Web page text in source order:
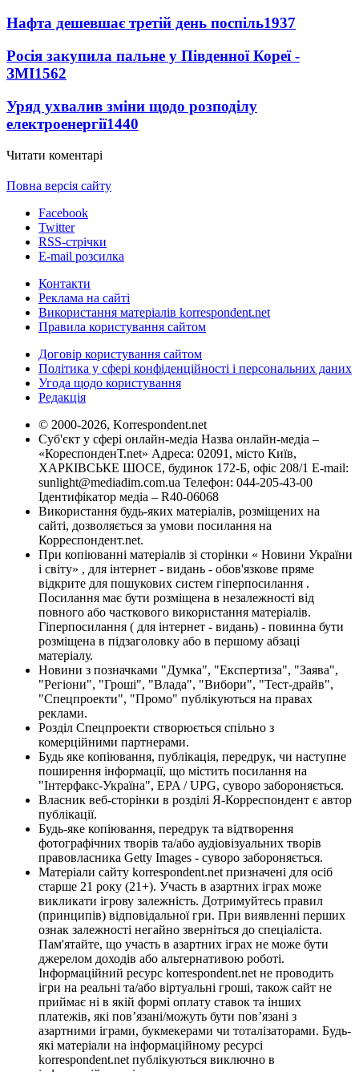
Нафта дешевшає третій день поспіль1937
Росія закупила пальне у Південної Кореї -
ЗМІ1562
Уряд ухвалив зміни щодо розподілу
електроенергії1440
Читати коментарі
Повна версія сайту
Facebook
Twitter
RSS-стрічки
E-mail розсилка
Контакти
Реклама на сайті
Використання матеріалів korrespondent.net
Правила користування сайтом
Договір користування сайтом
Політика у сфері конфіденційності і персональних даних
Угода щодо користування
Редакція
© 2000-2026, Korrespondent.net
Суб'єкт у сфері онлайн-медіа Назва онлайн-медіа –
«КореспонденТ.net» Адреса: 02091, місто Київ,
ХАРКІВСЬКЕ ШОСЕ, будинок 172-Б, офіс 208/1 E-mail:
sunlight@mediadim.com.ua Телефон: 044-205-43-00
Ідентифікатор медіа – R40-06068
Використання будь-яких матеріалів, розміщених на
сайті, дозволяється за умови посилання на
Корреспондент.net.
При копіюванні матеріалів зі сторінки « Новини України
і світу» , для інтернет - видань - обов'язкове пряме
відкрите для пошукових систем гіперпосилання .
Посилання має бути розміщена в незалежності від
повного або часткового використання матеріалів.
Гіперпосилання ( для інтернет - видань) - повинна бути
розміщена в підзаголовку або в першому абзаці
матеріалу.
Новини з позначками "Думка", "Експертиза", "Заява",
"Регіони", "Гроші", "Влада", "Вибори", "Тест-драйв",
"Спецпроекти", "Промо" публікуються на правах
реклами.
Розділ Спецпроекти створюється спільно з
комерційними партнерами.
Будь яке копіювання, публікація, передрук, чи наступне
поширення інформації, що містить посилання на
"Інтерфакс-Україна", EPA / UPG, суворо забороняється.
Власник веб-сторінки в розділі Я-Корреспондент є автор
публікації.
Будь-яке копіювання, передрук та відтворення
фотографічних творів та/або аудіовізуальних творів
правовласника Getty Images - суворо забороняється.
Матеріали сайту korrespondent.net призначені для осіб
старше 21 року (21+). Участь в азартних іграх може
викликати ігрову залежність. Дотримуйтесь правил
(принципів) відповідальної гри. При виявленні перших
ознак залежності негайно зверніться до спеціаліста.
Пам'ятайте, що участь в азартних іграх не може бути
джерелом доходів або альтернативою роботі.
Інформаційний ресурс korrespondent.net не проводить
ігри на реальні та/або віртуальні гроші, також сайт не
приймає ні в якій формі оплату ставок та інших
платежів, які пов’язані/можуть бути пов’язані з
азартними іграми, букмекерами чи тоталізаторами. Будь-
які матеріали на інформаційному ресурсі
korrespondent.net публікуються виключно в